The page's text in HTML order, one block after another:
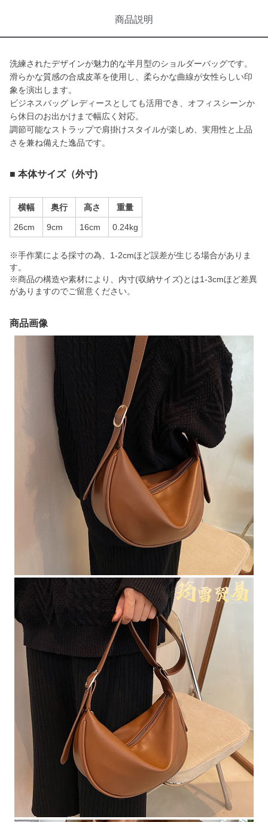
商品説明
洗練されたデザインが魅力的な半月型のショルダーバッグです。
滑らかな質感の合成皮革を使用し、柔らかな曲線が女性らしい印
象を演出します。
ビジネスバッグ レディースとしても活用でき、オフィスシーンか
ら休日のお出かけまで幅広く対応。
調節可能なストラップで肩掛けスタイルが楽しめ、実用性と上品
さを兼ね備えた逸品です。
■ 本体サイズ（外寸)
横幅 奥行 高さ 重量
26cm 9cm 16cm 0.24kg
※手作業による採寸の為、1-2cmほど誤差が生じる場合がありま
す。
※商品の構造や素材により、内寸(収納サイズ)とは1-3cmほど差異
がありますのでご留意ください。
商品画像